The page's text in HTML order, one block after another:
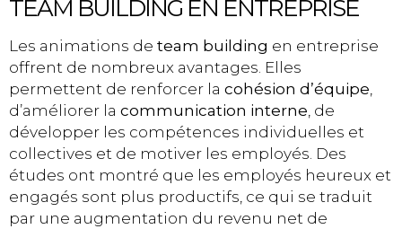
TEAM BUILDING EN ENTREPRISE
Les animations de team building en entreprise
offrent de nombreux avantages. Elles
permettent de renforcer la cohésion d’équipe,
d’améliorer la communication interne, de
développer les compétences individuelles et
collectives et de motiver les employés. Des
études ont montré que les employés heureux et
engagés sont plus productifs, ce qui se traduit
par une augmentation du revenu net de